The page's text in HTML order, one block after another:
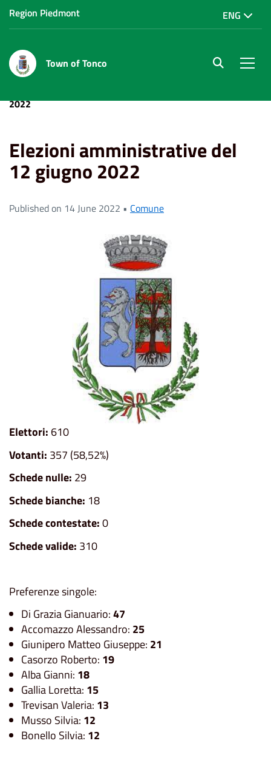
Region Piedmont ENG
Town of Tonco site.searc
2022
Elezioni amministrative del
12 giugno 2022
Published on 14 June 2022 • Comune
Elettori: 610
Votanti: 357 (58,52%)
Schede nulle: 29
Schede bianche: 18
Schede contestate:0
Schede valide: 310
Preferenze singole:
Di Grazia Gianuario:47
Accomazzo Alessandro: 25
Giunipero Matteo Giuseppe: 21
Casorzo Roberto: 19
Alba Gianni: 18
Gallia Loretta: 15
Trevisan Valeria: 13
Musso Silvia: 12
Bonello Silvia: 12